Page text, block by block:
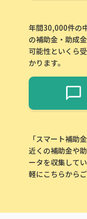
年間30,000件の
の補助金・助成
可能性といくら
かります。
「スマート補助
近くの補助金や
ータを収集して
軽にこちらから